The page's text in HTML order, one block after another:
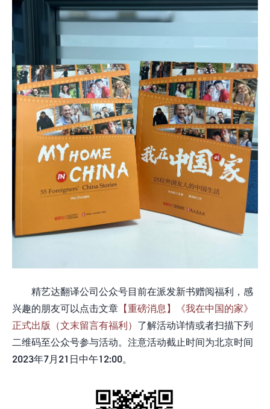
精艺达翻译公司公众号目前在派发新书赠阅福利，感
兴趣的朋友可以点击文章 【重磅消息】《我在中国的家》
正式出版（文末留言有福利） 了解活动详情或者扫描下列
二维码至公众号参与活动。注意活动截止时间为北京时间
2023年7月21日中午12:00。